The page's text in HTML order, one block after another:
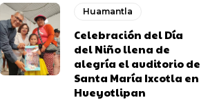
Huamantla
Celebración del Día
del Niño llena de
alegría el auditorio de
Santa María Ixcotla en
Hueyotlipan